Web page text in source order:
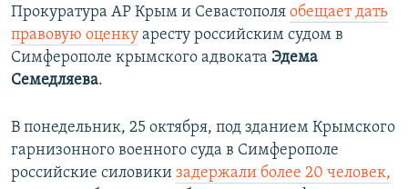
Прокуратура АР Крым и Севастополя обещает дать
правовую оценку аресту российским судом в
Симферополе крымского адвоката Эдема
Семедляева.
В понедельник, 25 октября, под зданием Крымского
гарнизонного военного суда в Симферополе
российские силовики задержали более 20 человек,